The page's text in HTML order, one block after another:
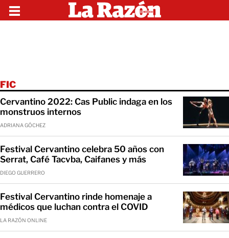
FIC
Cervantino 2022: Cas Public indaga en los
monstruos internos
ADRIANA GÓCHEZ
Festival Cervantino celebra 50 años con
Serrat, Café Tacvba, Caifanes y más
DIEGO GUERRERO
Festival Cervantino rinde homenaje a
médicos que luchan contra el COVID
LA RAZÓN ONLINE